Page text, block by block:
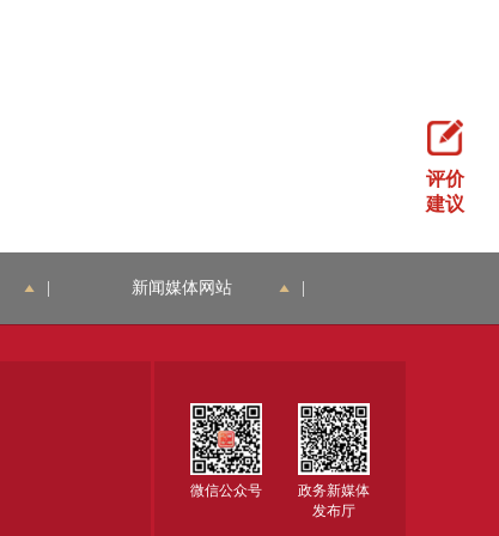
评价
建议
新闻媒体网站
微信公众号
政务新媒体
发布厅